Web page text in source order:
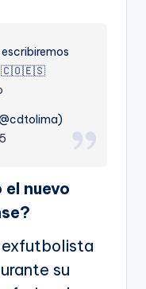
🇨🇴🇪🇸
nuevo
exfutbolista
su